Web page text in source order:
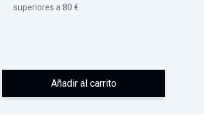
superiores a 80 €
Añadir al carrito